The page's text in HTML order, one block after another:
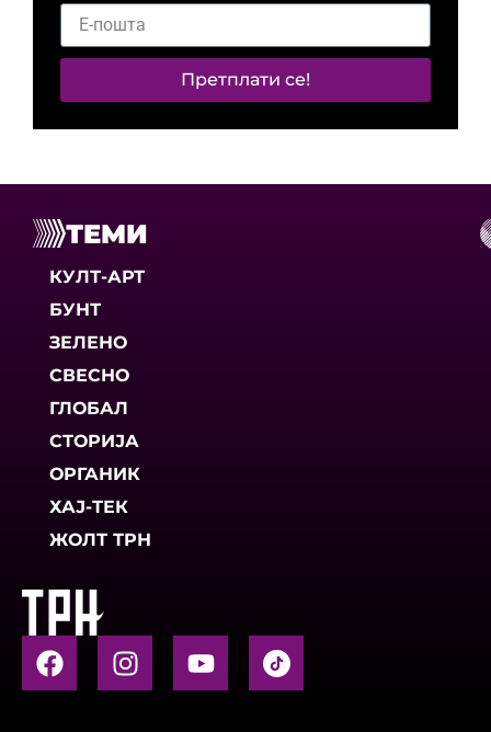
Претплати се!
ТЕМИ
КУЛТ-АРТ
БУНТ
ЗЕЛЕНО
СВЕСНО
ГЛОБАЛ
СТОРИЈА
ОРГАНИК
ХАЈ-ТЕК
ЖОЛТ ТРН